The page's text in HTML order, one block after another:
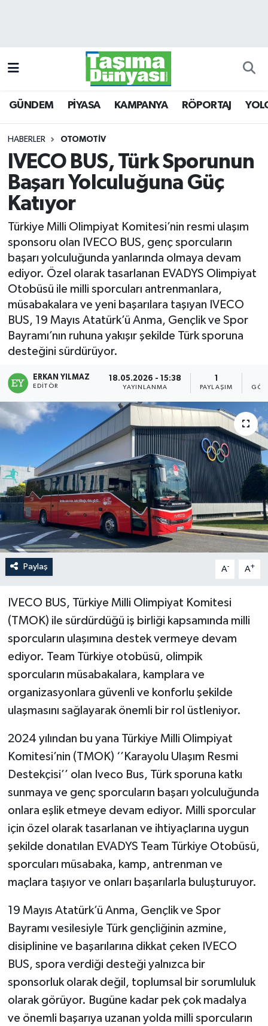
GÜNDEM PİYASA KAMPANYA RÖPORTAJ
HABERLER OTOMOTİV
IVECO BUS, Türk Sporunun
Başarı Yolculuğuna Güç
Katıyor
Türkiye Milli Olimpiyat Komitesi’nin resmi ulaşım
sponsoru olan IVECO BUS, genç sporcuların
başarı yolculuğunda yanlarında olmaya devam
ediyor. Özel olarak tasarlanan EVADYS Olimpiyat
Otobüsü ile milli sporcuları antrenmanlara,
müsabakalara ve yeni başarılara taşıyan IVECO
BUS, 19 Mayıs Atatürk’ü Anma, Gençlik ve Spor
Bayramı’nın ruhuna yakışır şekilde Türk sporuna
desteğini sürdürüyor.
ERKAN YILMAZ
EDITÖR
18.05.2026 - 15:38
YAYINLANMA PAYLAŞIM
Paylaş A- A+
IVECO BUS, Türkiye Milli Olimpiyat Komitesi
(TMOK) ile sürdürdüğü iş birliği kapsamında milli
sporcuların ulaşımına destek vermeye devam
ediyor. Team Türkiye otobüsü, olimpik
sporcuların müsabakalara, kamplara ve
organizasyonlara güvenli ve konforlu şekilde
ulaşmasını sağlayarak önemli bir rol üstleniyor.
2024 yılından bu yana Türkiye Milli Olimpiyat
Komitesi’nin (TMOK) ‘’Karayolu Ulaşım Resmi
Destekçisi’’ olan Iveco Bus, Türk sporuna katkı
sunmaya ve genç sporcuların başarı yolculuğunda
onlara eşlik etmeye devam ediyor. Milli sporcular
için özel olarak tasarlanan ve ihtiyaçlarına uygun
şekilde donatılan EVADYS Team Türkiye Otobüsü,
sporcuları müsabaka, kamp, antrenman ve
maçlara taşıyor ve onları başarılarla buluşturuyor.
19 Mayıs Atatürk’ü Anma, Gençlik ve Spor
Bayramı vesilesiyle Türk gençliğinin azmine,
disiplinine ve başarılarına dikkat çeken IVECO
BUS, spora verdiği desteği yalnızca bir
sponsorluk olarak değil, toplumsal bir sorumluluk
olarak görüyor. Bugüne kadar pek çok madalya
ve önemli başarıya uzanan yolda milli sporcuların
KAMPANYA
RÖPORTAJ
YOLCU TAŞIMA
LOJİSTİK
E-GAZETE
TAŞITLAR
Trafik Durumu
Süper Lig Puan Durumu ve Fikstür
Tüm Manşetler
Son Dakika Haberleri
Haber Arşivi